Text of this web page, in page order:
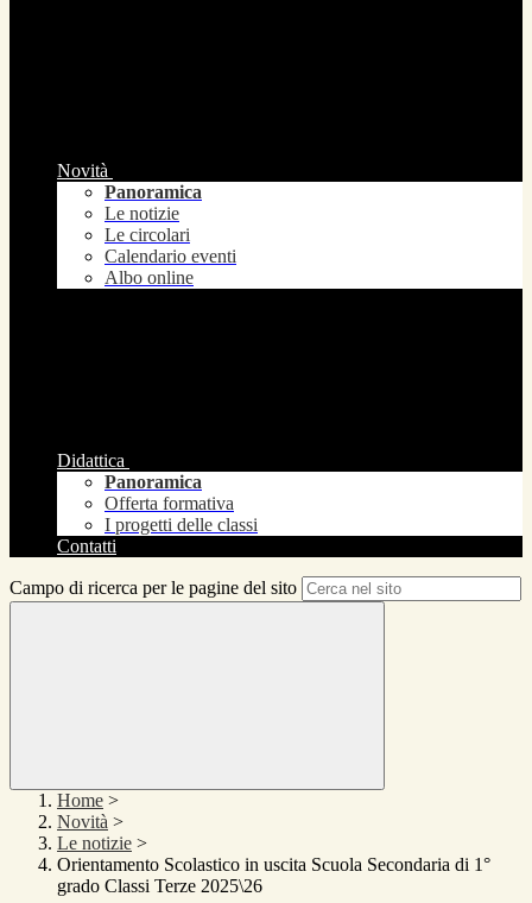
Novità
Panoramica
Le notizie
Le circolari
Calendario eventi
Albo online
Didattica
Panoramica
Offerta formativa
I progetti delle classi
Contatti
Campo di ricerca per le pagine del sito
Home >
Novità >
Le notizie >
Orientamento Scolastico in uscita Scuola Secondaria di 1°
grado Classi Terze 2025\26